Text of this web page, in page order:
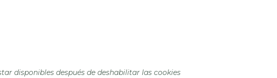
disponibles después de deshabilitar las cookies